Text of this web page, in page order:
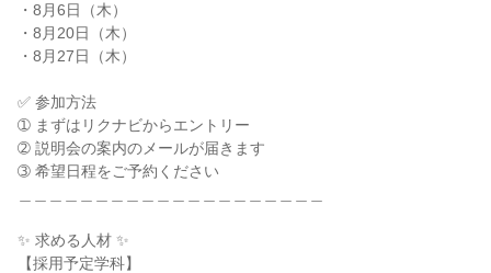
・8月6日（木）
・8月20日（木）
・8月27日（木）
✅ 参加方法
➀ まずはリクナビからエントリー
➁ 説明会の案内のメールが届きます
➂ 希望日程をご予約ください
✨ 求める人材 ✨
【採用予定学科】